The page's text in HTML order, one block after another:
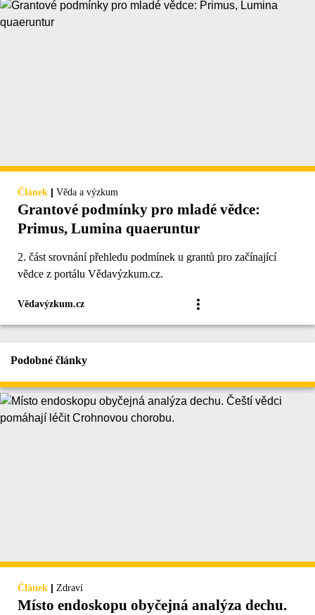
Článek | Věda a výzkum
Grantové podmínky pro mladé vědce:
Primus, Lumina quaeruntur
2. část srovnání přehledu podmínek u grantů pro začínající
vědce z portálu Vědavýzkum.cz.
Vědavýzkum.cz
Podobné články
Článek | Zdraví
Místo endoskopu obyčejná analýza dechu.